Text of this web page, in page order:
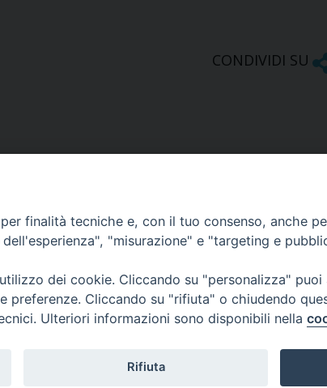
CONDIVIDI SU
Ufficio Comunicazioni sociali
Piazza Giovene 4 – 70056 Molfetta (BA)
comunicazionisociali@diocesimolfetta.it
finalità tecniche e, con il tuo consenso, anche
"misurazione" e "targeting e
dei cookie. Cliccando su "personalizza"
preferenze. Cliccando su "rifiuta" o chiudendo
Ulteriori informazioni sono disponibili nella
Rifiuta